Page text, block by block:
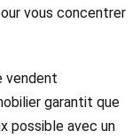
vous concentrer
vendent
garantit que
possible avec un